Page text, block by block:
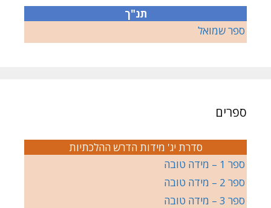
תנ"ך
ספר שמואל
ספרים
סדרת יג' מידות הדרש ההלכתיות
ספר 1 – מידה טובה
ספר 2 – מידה טובה
ספר 3 – מידה טובה